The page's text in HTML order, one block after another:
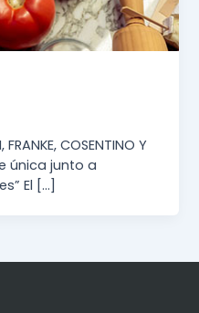
FRANKE, COSENTINO Y
única junto a
El […]